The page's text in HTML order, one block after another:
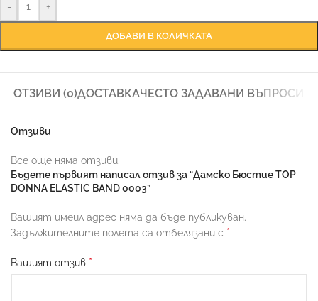
- +
ДОБАВИ В КОЛИЧКАТА
ОТЗИВИ (0)ДОСТАВКАЧЕСТО ЗАДАВАНИ ВЪПРОСИ
Отзиви
Все още няма отзиви.
Бъдете първият написал отзив за “Дамско Бюстие TOP
DONNA ELASTIC BAND 0003”
Вашият имейл адрес няма да бъде публикуван.
Задължителните полета са отбелязани с *
Вашият отзив *